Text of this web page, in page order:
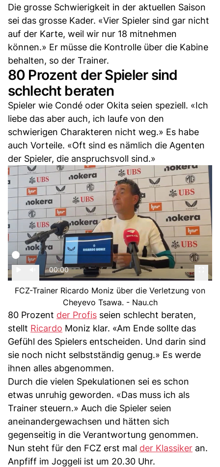
Die grosse Schwierigkeit in der aktuellen Saison
sei das grosse Kader. «Vier Spieler sind gar nicht
auf der Karte, weil wir nur 18 mitnehmen
können.» Er müsse die Kontrolle über die Kabine
behalten, so der Trainer.
80 Prozent der Spieler sind
schlecht beraten
Spieler wie Condé oder Okita seien speziell. «Ich
liebe das aber auch, ich laufe von den
schwierigen Charakteren nicht weg.» Es habe
auch Vorteile. «Oft sind es nämlich die Agenten
der Spieler, die anspruchsvoll sind.»
00:00
FCZ-Trainer Ricardo Moniz über die Verletzung von
Cheyevo Tsawa. - Nau.ch
80 Prozent der Profis seien schlecht beraten,
stellt Ricardo Moniz klar. «Am Ende sollte das
Gefühl des Spielers entscheiden. Und darin sind
sie noch nicht selbstständig genug.» Es werde
ihnen alles abgenommen.
Durch die vielen Spekulationen sei es schon
etwas unruhig geworden. «Das muss ich als
Trainer steuern.» Auch die Spieler seien
aneinandergewachsen und hätten sich
gegenseitig in die Verantwortung genommen.
Nun steht für den FCZ erst mal der Klassiker an.
Anpfiff im Joggeli ist um 20.30 Uhr.